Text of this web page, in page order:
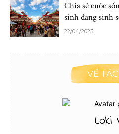
Chia sẻ cuộc
sinh đang sinh
22/04/2023
VỀ
Loki